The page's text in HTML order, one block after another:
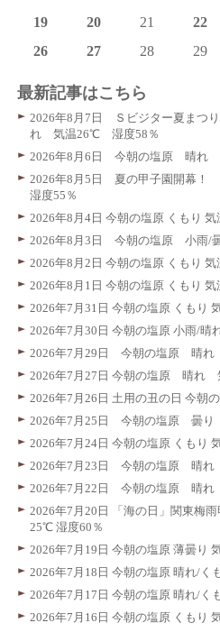
19
20 21 22
26
27 28 29
最新記事はこちら
2026年8月7日 Ｓビジター夏まつ
れ 気温26℃ 湿度58％
2026年8月6日 今朝の塩原 晴れ
2026年8月5日 夏の甲子園開幕
湿度55％
2026年8月4日 今朝の塩原 くもり
2026年8月3日 今朝の塩原 小雨
2026年8月2日 今朝の塩原 くもり
2026年8月1日 今朝の塩原 くもり
2026年7月31日 今朝の塩原 くもり
2026年7月30日 今朝の塩原 小雨/晴
2026年7月29日 今朝の塩原 晴
2026年7月27日 今朝の塩原 晴れ
2026年7月26日 土用の丑の日 今朝
2026年7月25日 今朝の塩原 曇
2026年7月24日 今朝の塩原 くもり
2026年7月23日 今朝の塩原 晴
2026年7月22日 今朝の塩原 晴
2026年7月20日 「海の日」関東梅
25℃ 湿度60％
2026年7月19日 今朝の塩原 薄曇り
2026年7月18日 今朝の塩原 晴れ/く
2026年7月17日 今朝の塩原 晴れ/く
2026年7月16日 今朝の塩原 くもり